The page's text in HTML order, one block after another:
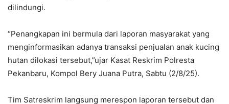
dilindungi.
“Penangkapan ini bermula dari laporan masyarakat yang
menginformasikan adanya transaksi penjualan anak kucing
hutan dilokasi tersebut,”ujar Kasat Reskrim Polresta
Pekanbaru, Kompol Bery Juana Putra, Sabtu (2/8/25).
Tim Satreskrim langsung merespon laporan tersebut dan